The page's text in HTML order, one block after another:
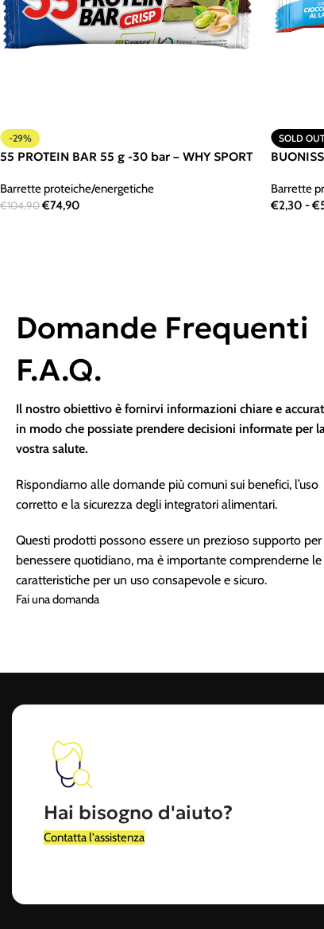
-29%
55 PROTEIN BAR 55 g -30 bar – WHY SPORT
Barrette proteiche/energetiche
€104,90€74,90
SOLD
Barrette
€2,30 -€
Domande Frequenti
F.A.Q.
Il nostro obiettivo è fornirvi informazioni chiare e
in modo che possiate prendere decisioni informate per
vostra salute.
Rispondiamo alle domande più comuni sui benefici, l’uso
corretto e la sicurezza degli integratori alimentari.
Questi prodotti possono essere un prezioso supporto
benessere quotidiano, ma è importante comprenderne le
caratteristiche per un uso consapevole e sicuro.
Fai una domanda
Hai bisogno d'aiuto?
Contatta l'assistenza